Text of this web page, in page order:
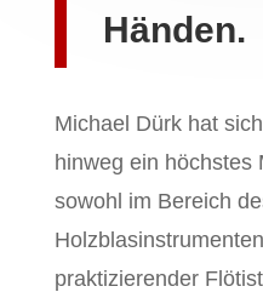
Händen.
Michael Dürk hat
hinweg ein höchstes
sowohl im Bereich
praktizierender